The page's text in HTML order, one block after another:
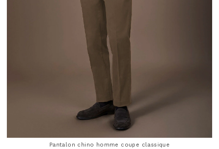
Pantalon chino homme coupe classique